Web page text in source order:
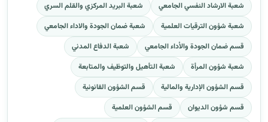
شعبة الارشاد النفسي الجامعي
شعبة البريد المركزي والقلم السري
شعبة شؤون الترقيات العلمية
شعبة ضمان الجودة والاداء الجامعي
قسم ضمان الجودة والأداء الجامعي
شعبة الدفاع المدني
شعبة شؤون المرأة
شعبة التأهيل والتوظيف والمتابعة
قسم الشؤون الإدارية والمالية
قسم الشؤون القانونية
قسم شؤون الديوان
قسم الشؤون العلمية